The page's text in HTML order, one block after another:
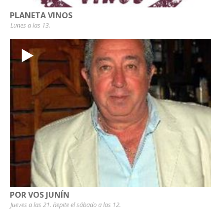
PLANETA VINOS
Lunes a las 13.
POR VOS JUNÍN
Jueves a las 21. Repite el sábado a las 12.